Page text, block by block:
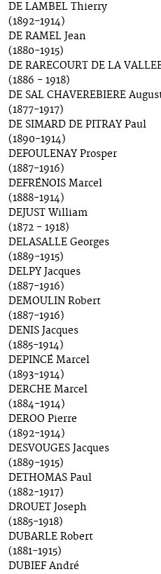
DE LAMBEL Thierry
(1892-1914)
DE RAMEL Jean
(1880-1915)
DE RARECOURT DE LA
(1886 - 1918)
DE SAL CHAVEREBIERE
(1877-1917)
DE SIMARD DE PITRAY Paul
(1890-1914)
DEFOULENAY Prosper
(1887-1916)
DEFRÉNOIS Marcel
(1888-1914)
DEJUST William
(1872 - 1918)
DELASALLE Georges
(1889-1915)
DELPY Jacques
(1887-1916)
DEMOULIN Robert
(1887-1916)
DENIS Jacques
(1885-1914)
DEPINCÉ Marcel
(1893-1914)
DERCHE Marcel
(1884-1914)
DEROO Pierre
(1892-1914)
DESVOUGES Jacques
(1889-1915)
DETHOMAS Paul
(1882-1917)
DROUET Joseph
(1885-1918)
DUBARLE Robert
(1881-1915)
DUBIEF André